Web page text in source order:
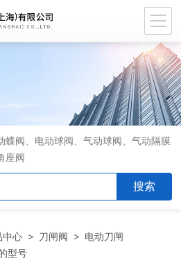
蝶阀、电动球阀、气动球阀、气动隔膜
座阀
中心 > 刀闸阀 > 电动刀闸
型号